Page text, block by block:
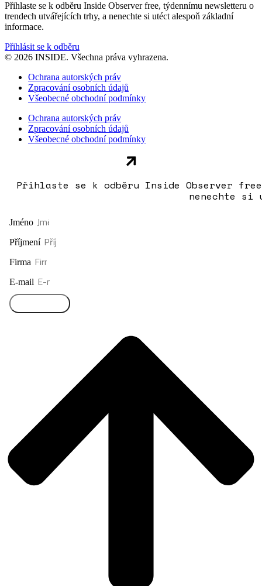
Přihlaste se k odběru Inside Observer free, týdennímu newsletteru o
trendech utvářejících trhy, a nenechte si utéct alespoň základní
informace.
Přihlásit se k odběru
© 2026 INSIDE. Všechna práva vyhrazena.
Ochrana autorských práv
Zpracování osobních údajů
Všeobecné obchodní podmínky
Ochrana autorských práv
Zpracování osobních údajů
Všeobecné obchodní podmínky
Přihlaste se k odběru Inside Observer
nenechte si
Jméno
Příjmení
Firma
E-mail